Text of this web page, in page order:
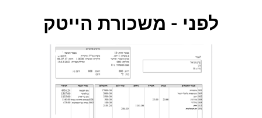
לפני - משכורת הייטק